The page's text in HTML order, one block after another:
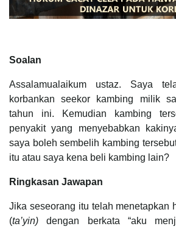
Soalan
Assalamualaikum ustaz. Saya
korbankan seekor kambing milik
tahun ini. Kemudian kambing
penyakit yang menyebabkan
saya boleh sembelih kambing
itu atau saya kena beli kambing lain?
Ringkasan Jawapan
Jika seseorang itu telah menetapkan
(ta’yin)dengan berkata “aku